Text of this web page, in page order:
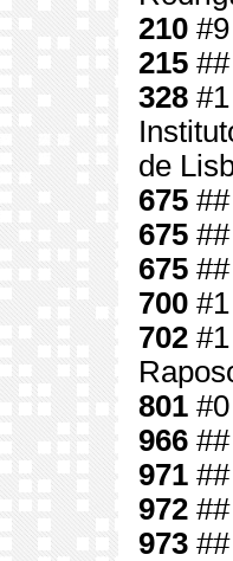
210 #9
215 ##
328 #1
de
675 ##
675 ##
675 ##
700 #1
702 #1
801 #0
966 ##
971 ##
972 ##
973 ##